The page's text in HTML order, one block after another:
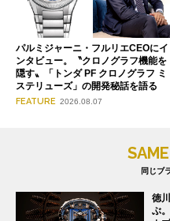
パルミジャーニ・フルリエCEOにイ
ンタビュー。〝クロノグラフ機能を
隠す〟「トンダ PF クロノグラフ ミ
ステリューズ」の開発秘話を語る
FEATURE 2026.08.07
同じブ
徳
ぶ